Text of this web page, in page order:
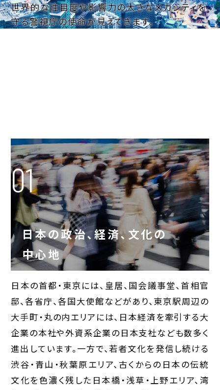
世界的な注目度や影響力の大きなメガシティを
守る警視庁の使命が見えてきます。
01
日本の政治、経済、文化の
中心地
日本の首都・東京には、皇居、国会議事堂、首相官
邸、各省庁、各国大使館などがあり、東京駅周辺の
大手町・丸の内エリアには、日本経済を牽引する大
企業の本社や外資系企業の日本支社なども数多く
進出しています。一方で、若者文化を発信し続ける
渋谷・青山・秋葉原エリア、古くからの日本の伝統
文化を色濃く残した日本橋・浅草・上野エリア、湾